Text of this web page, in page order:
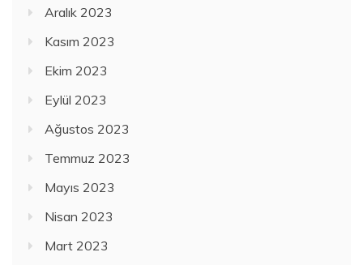
Aralık 2023
Kasım 2023
Ekim 2023
Eylül 2023
Ağustos 2023
Temmuz 2023
Mayıs 2023
Nisan 2023
Mart 2023